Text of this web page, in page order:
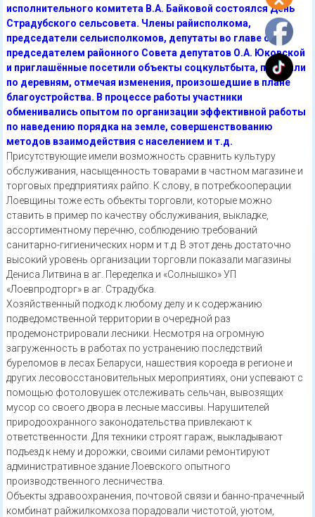
исполнительного комитета В.А. Байковой состоялся День
Страдубского сельсовета. Члены райисполкома,
председатели сельисполкомов, депутаты во главе с
председателем районного Совета депутатов О.А. Юковской
и приглашённые посетили объекты соцкультбыта, проехали
по деревням, отмечая изменения, произошедшие в плане
благоустройства. В процессе работы участники
обменивались опытом по организации эффективной работы
по наведению порядка на земле, совершенствованию
методов взаимодействия с населением и т.д.
Присутствующие имели возможность сравнить культуру
обслуживания, насыщенность товарами в частном магазине и
торговых предприятиях райпо. К слову, в потребкооперации
Лоевщины тоже есть объекты торговли, которые можно
ставить в пример по качеству обслуживания, выкладке,
ассортиментному перечню, соблюдению требований
санитарно-гигиенических норм и т.д. В этот день достаточно
высокий уровень организации торговли показали магазины
Дениса Литвина в аг. Переделка и «Солнышко» УП
«Лоевпродторг» в аг. Страдубка.
Хозяйственный подход к любому делу и к содержанию
подведомственной территории в очередной раз
продемонстрировали лесники. Несмотря на огромную
загруженность в работах по устранению последствий
буреломов в лесах Беларуси, нашествия короеда в регионе и
других лесовосстановительных мероприятиях, они успевают с
помощью фотоловушек отслеживать сельчан, вывозящих
мусор со своего двора в лесные массивы. Нарушителей
природоохранного законодательства привлекают к
ответственности. Для техники строят гараж, выкладывают
подъезд к нему и дорожки, своими силами ремонтируют
административное здание Лоевского опытного
производственного лесничества.
Объекты здравоохранения, почтовой связи и банно-прачечный
комбинат райжилкомхоза порадовали чистотой, уютом,